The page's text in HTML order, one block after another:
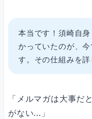
Before vs After：作業時
本当です！須崎自身
かっていたのが、今
す。その仕組みを詳
「メルマガは大事だ
がない...」